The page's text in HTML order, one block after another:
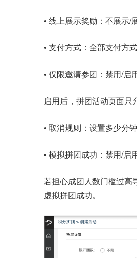
• 线上展示奖励：不展示/
• 支付方式：全部支付方
• 仅限邀请参团：禁用/启
启用后，拼团活动页面只
• 取消规则：设置多少分
• 模拟拼团成功：禁用/启
若担心成团人数门槛过高
虚拟拼团成功。